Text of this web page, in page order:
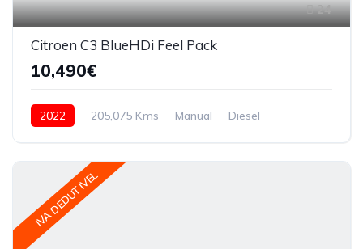
24
Citroen C3 BlueHDi Feel Pack
10,490€
2022 205,075 Kms Manual Diesel
IVA DEDUTIVEL